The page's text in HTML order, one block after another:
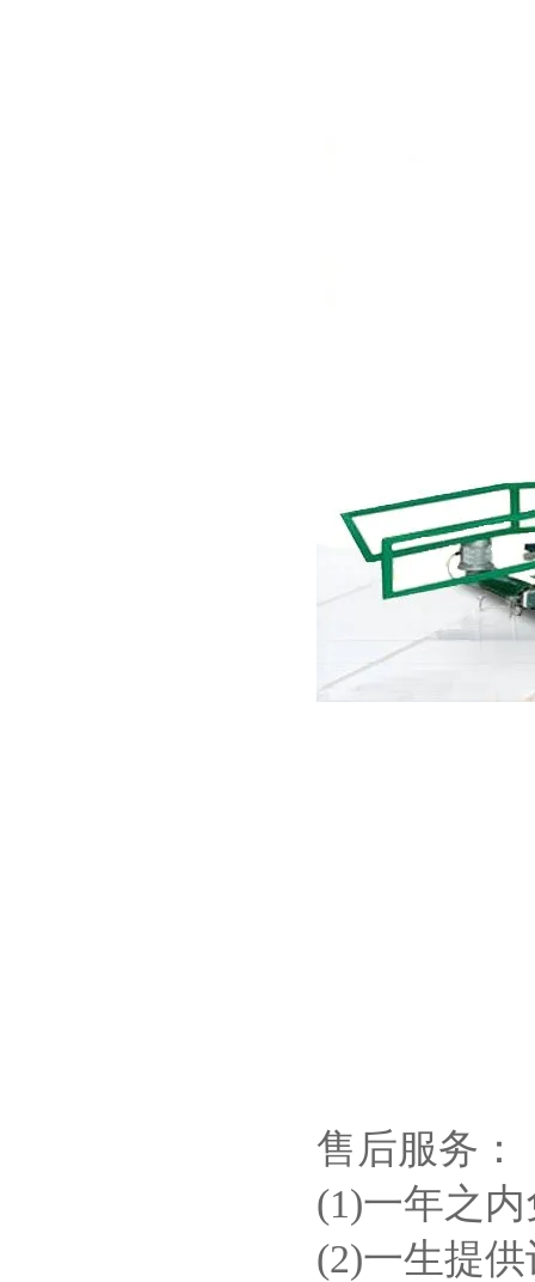
售后服务：
(1)一年之
(2)一生提